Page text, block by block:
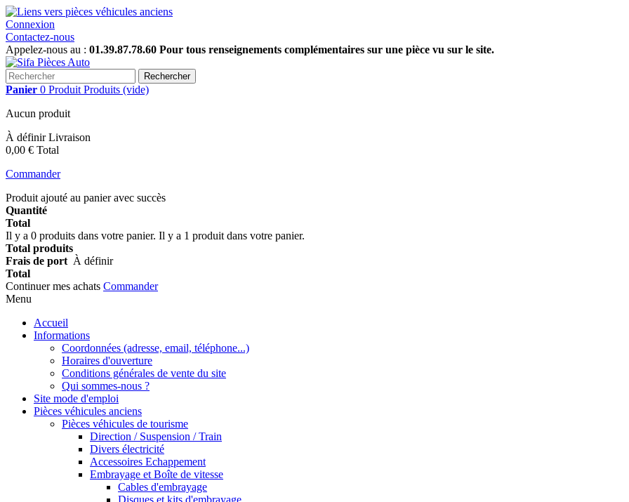
Connexion
Contactez-nous
Appelez-nous au : 01.39.87.78.60 Pour tous renseignements complémentaires sur une pièce vu sur le site.
Rechercher
Panier 0 Produit Produits (vide)
Aucun produit
À définirLivraison
0,00 € Total
Commander
Produit ajouté au panier avec succès
Quantité
Total
Il y a 0 produits dans votre panier. Il y a 1 produit dans votre panier.
Total produits
Frais de port À définir
Total
Continuer mes achats Commander
Menu
Accueil
Informations
Coordonnées (adresse, email, téléphone...)
Horaires d'ouverture
Conditions générales de vente du site
Qui sommes-nous ?
Site mode d'emploi
Pièces véhicules anciens
Pièces véhicules de tourisme
Direction / Suspension / Train
Divers électricité
Accessoires Echappement
Embrayage et Boîte de vitesse
Cables d'embrayage
Disques et kits d'embrayage